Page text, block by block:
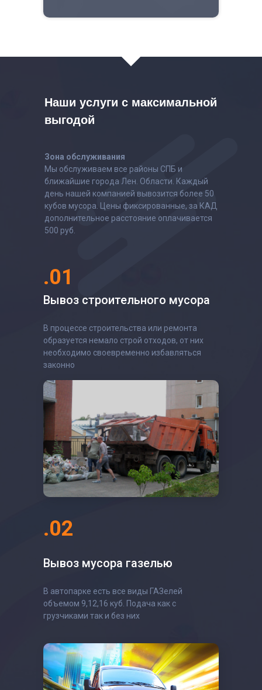
Наши услуги с максимальной
выгодой
Зона обслуживания
Мы обслуживаем все районы СПБ и
ближайшие города Лен. Области. Каждый
день нашей компанией вывозится более 50
кубов мусора. Цены фиксированные, за КАД
дополнительное расстояние оплачивается
500 руб.
.01
Вывоз строительного мусора
В процессе строительства или ремонта
образуется немало строй отходов, от них
необходимо своевременно избавляться
законно
.02
В автопарке есть все виды ГАЗелей
объемом 9,12,16 куб. Подача как с
грузчиками так и без них
Вывоз мусора газелью